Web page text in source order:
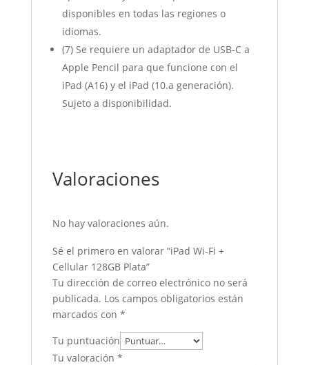
disponibles en todas las regiones o
idiomas.
(7) Se requiere un adaptador de USB-C a
Apple Pencil para que funcione con el
iPad (A16) y el iPad (10.a generación).
Sujeto a disponibilidad.
Valoraciones
No hay valoraciones aún.
Sé el primero en valorar “iPad Wi-Fi +
Cellular 128GB Plata”
Tu dirección de correo electrónico no será
publicada. Los campos obligatorios están
marcados con *
Tu puntuación
Tu valoración *